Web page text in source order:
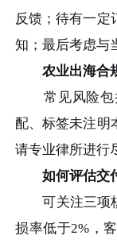
反馈；待有一定
知；最后考虑与
农业出海合
常见风险包
配、标签未注明
请专业律所进行
如何评估交
可关注三项核
损率低于2%，